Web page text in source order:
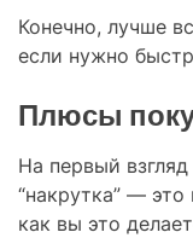
Конечно, лучше
если нужно
Плюсы
На первый
“накрутка” —
как вы это